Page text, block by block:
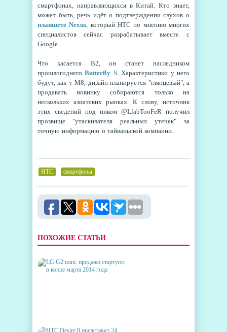
смартфонах, направляющихся в Китай. Кто знает,
может быть, речь идёт о подтверждении слухов о
планшетеNexus, которыйHTC по мнению многих
специалистов сейчас разрабатывает вместе с
Google.
Что касается B2, он станет наследником
прошлогоднегоButterfly S. Характеристики у него
будут, как у М8, дизайн планируется "глянцевый", а
продавать новинку собираются только на
нескольких азиатских рынках. К слову, источник
этих сведений под ником @LlabTooFeR получил
прозвище "утаскивателя реальных утечек" за
точную информацию о тайваньской компании.
HTC смартфоны
ПОХОЖИЕ СТАТЬИ